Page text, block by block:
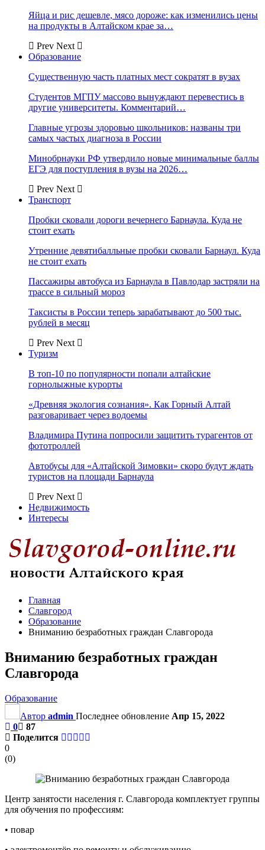
Яйца и рис дешевле, мясо дороже: как изменились цены
на продукты в Алтайском крае за…
Prev Next
Образование
Существенную часть платных мест сократят в вузах
Студентов МГПУ массово вынуждают перевестись в
другие университеты. Комментарий…
Главные угрозы здоровью школьников: названы три
самых частых диагноза в России
Минобрнауки РФ утвердило новые минимальные баллы
ЕГЭ для поступления в вузы на 2026…
Prev Next
Транспорт
Пробки сковали дороги вечернего Барнаула. Куда не
стоит ехать
Утренние девятибалльные пробки сковали Барнаул. Куда
не стоит ехать
Пассажиры автобуса из Барнаула в Павлодар застряли на
трассе в сильный мороз
Таксисты в России теперь зарабатывают до 500 тыс.
рублей в месяц
Prev Next
Туризм
В топ-10 по популярности попали алтайские
горнолыжные курорты
«Древняя экология сознания». Как Горный Алтай
разговаривает через водоемы
Владимира Путина попросили защитить турагентов от
фототроллей
Автобусы для «Алтайской Зимовки» скоро будут ждать
туристов на площади Барнаула
Prev Next
Недвижимость
Интересы
Главная
Славгород
Образование
Вниманию безработных граждан Славгорода
Вниманию безработных граждан
Славгорода
Образование
Автор admin Последнее обновление Апр 15, 2022
0
87
Поделится
0
(0)
Центр занятости населения г. Славгорода комплектует группы
для обучения по профессиям:
• повар